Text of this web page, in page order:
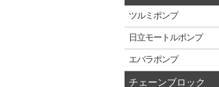
ツルミ ポンプ
日立モートルポンプ
エバラポンプ
チェーンブロック